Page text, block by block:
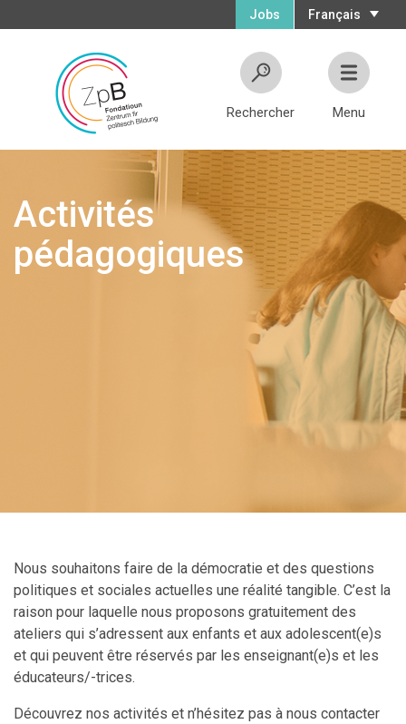
Français
Jobs
Rechercher Menu
Activités
pédagogiques
Nous souhaitons faire de la démocratie et des questions
politiques et sociales actuelles une réalité tangible. C’est la
raison pour laquelle nous proposons gratuitement des
ateliers qui s’adressent aux enfants et aux adolescent(e)s
et qui peuvent être réservés par les enseignant(e)s et les
éducateurs/-trices.
Découvrez nos activités et n’hésitez pas à nous contacter